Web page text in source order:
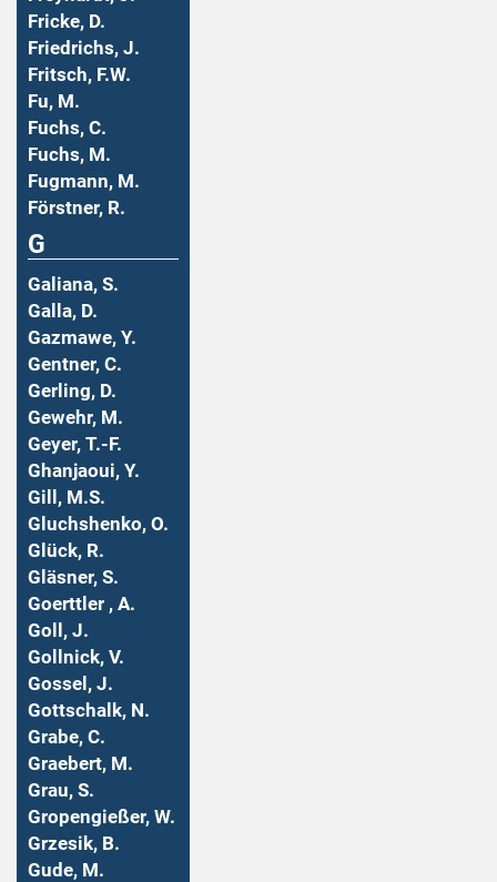
Fricke, D.
Friedrichs, J.
Fritsch, F.W.
Fu, M.
Fuchs, C.
Fuchs, M.
Fugmann, M.
Förstner, R.
G
Galiana, S.
Galla, D.
Gazmawe, Y.
Gentner, C.
Gerling, D.
Gewehr, M.
Geyer, T.-F.
Ghanjaoui, Y.
Gill, M.S.
Gluchshenko, O.
Glück, R.
Gläsner, S.
Goerttler , A.
Goll, J.
Gollnick, V.
Gossel, J.
Gottschalk, N.
Grabe, C.
Graebert, M.
Grau, S.
Gropengießer, W.
Grzesik, B.
Gude, M.